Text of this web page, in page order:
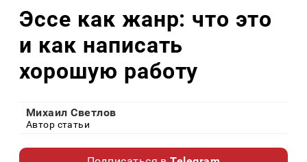
Эссе как жанр: что это
и как написать
хорошую работу
Михаил Светлов
Автор статьи